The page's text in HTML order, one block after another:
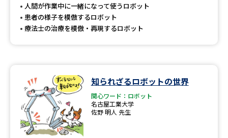
人間が作業中に一緒になって使うロボット
患者の様子を模倣するロボット
療法士の治療を模倣・再現するロボット
知られざるロボットの世界
関心ワード：ロボット
名古屋工業大学
佐野 明人 先生